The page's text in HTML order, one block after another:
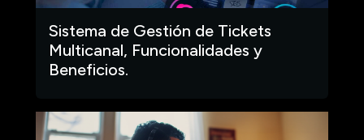
Sistema de Gestión de Tickets
Multicanal, Funcionalidades y
Beneficios.